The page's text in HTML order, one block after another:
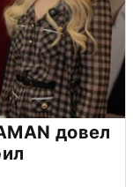
довел